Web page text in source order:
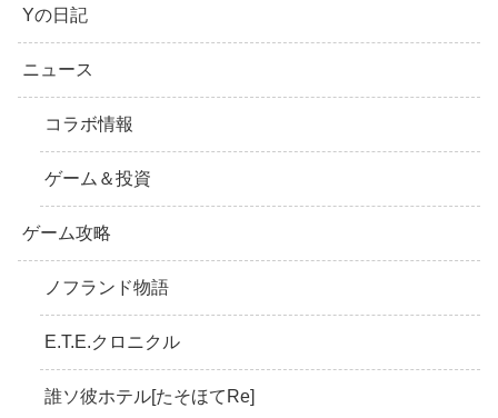
Yの日記
ニュース
コラボ情報
ゲーム＆投資
ゲーム攻略
ノフランド物語
E.T.E.クロニクル
誰ソ彼ホテル[たそほてRe]